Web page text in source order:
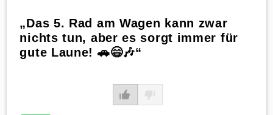
„Das 5. Rad am Wagen kann zwar
nichts tun, aber es sorgt immer für
gute Laune! 🚗😄🎶“